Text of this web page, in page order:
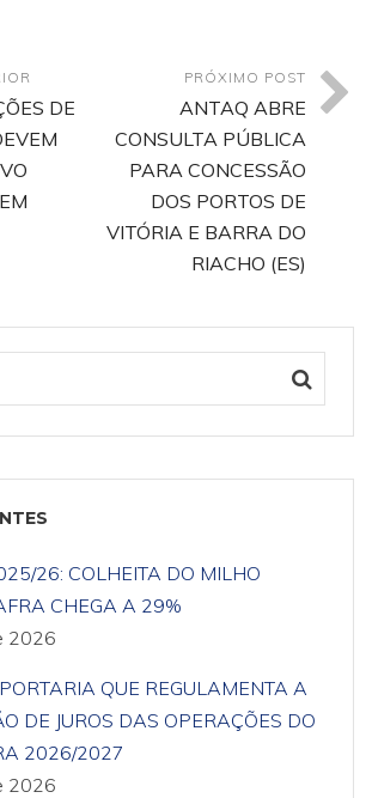
DE
PRÓXIMO POST
ANTAQ ABRE
CONSULTA PÚBLICA
PARA CONCESSÃO
DOS PORTOS DE
VITÓRIA E BARRA DO
RIACHO (ES)
26: COLHEITA DO MILHO
CHEGA A 29%
2026
QUE REGULAMENTA A
DE JUROS DAS OPERAÇÕES DO
2026/2027
2026